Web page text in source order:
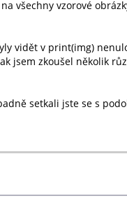
všechny vzorové
vidět v print(img)
jsem zkoušel několik
setkali jste se s